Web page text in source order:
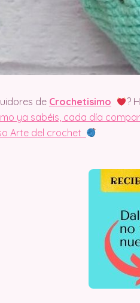
de Crochetisimo
?
ya sabéis, cada día
Arte del crochet